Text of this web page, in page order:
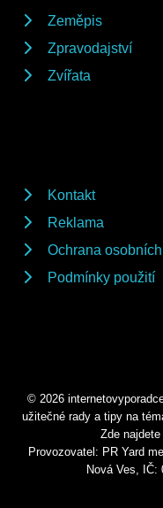
Zeměpis
Zpravodajství
Zvířata
Kontakt
Reklama
Ochrana
Podmínky použití
© 2026
užitečné rady a tipy na
Zde
Provozovatel: PR Yard
Nová Ves, IČ: